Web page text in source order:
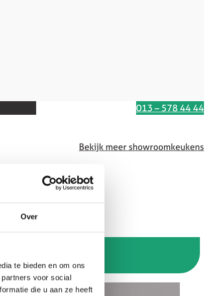
Over
te bieden en om ons
voor social
die u aan ze heeft
013 – 578 44 44
Bekijk meer showroomkeukens